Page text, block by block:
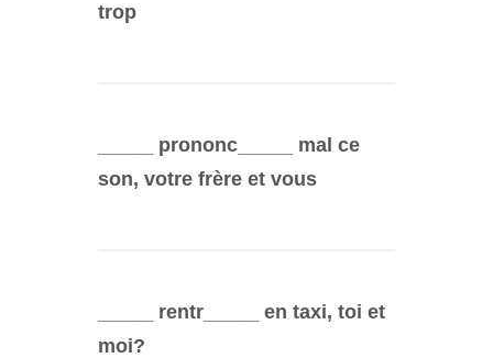
trop
_____ prononc_____ mal ce
son, votre frère et vous
_____ rentr_____ en taxi, toi et
moi?